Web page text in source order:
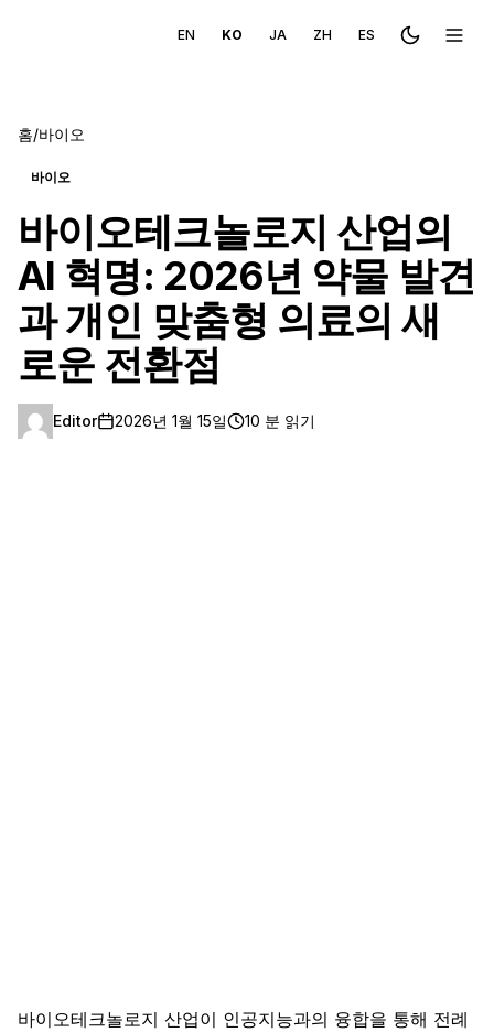
EN KO JA ZH ES Toggle메뉴
홈/바이오
바이오
바이오테크놀로지 산업의
AI 혁명: 2026년 약물 발견
과 개인 맞춤형 의료의 새
로운 전환점
Editor 2026년 1월 15일 10 분 읽기
바이오테크놀로지 산업이 인공지능과의 융합을 통해 전례